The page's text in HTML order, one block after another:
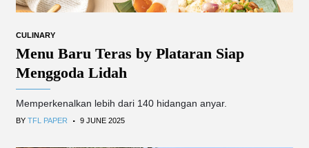
CULINARY
Menu Baru Teras by Plataran Siap
Menggoda Lidah
Memperkenalkan lebih dari 140 hidangan anyar.
BY TFL PAPER . 9 JUNE 2025